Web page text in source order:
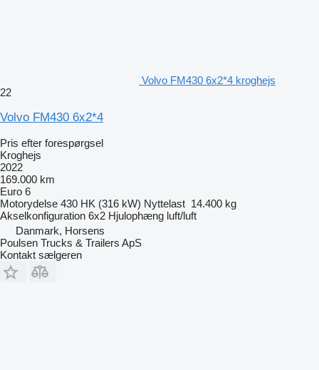
Volvo FM430 6x2*4 kroghejs
22
Volvo FM430 6x2*4
Pris efter forespørgsel
Kroghejs
2022
169.000 km
Euro 6
Motorydelse 430 HK (316 kW) Nyttelast 14.400 kg
Akselkonfiguration 6x2 Hjulophæng luft/luft
Danmark, Horsens
Poulsen Trucks & Trailers ApS
Kontakt sælgeren